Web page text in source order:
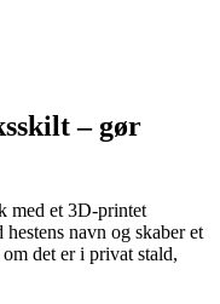
– gør
med et 3D-printet
navn og skaber et
det er i privat stald,